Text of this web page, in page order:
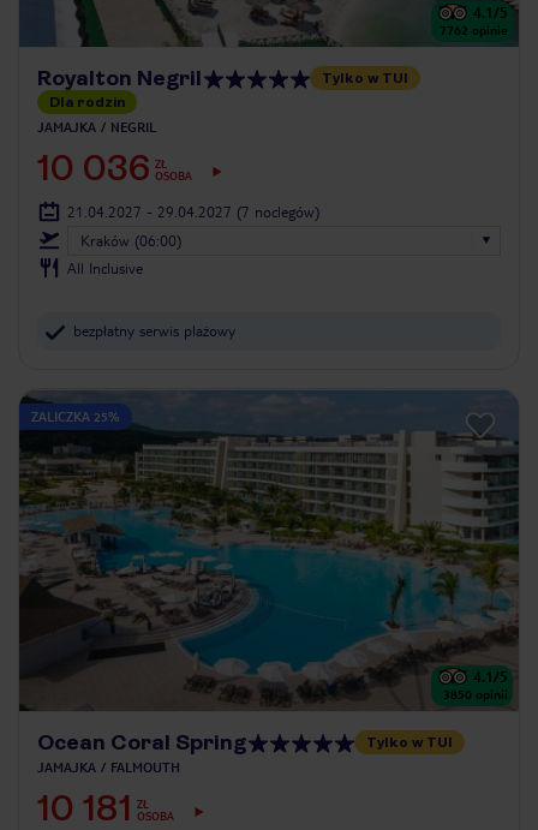
4.1/5
7762 opinie
Royalton Negril
Tylko w TUI
Dla rodzin
JAMAJKA NEGRIL
10 036 ZŁ
OSOBA
21.04.2027 - 29.04.2027 (7 noclegów)
Kraków (06:00)
All Inclusive
bezpłatny serwis plażowy
ZALICZKA 25%
4.1/5
3850 opinii
Ocean Coral Spring Tylko w TUI
JAMAJKA FALMOUTH
10 181
ZŁ
OSOBA